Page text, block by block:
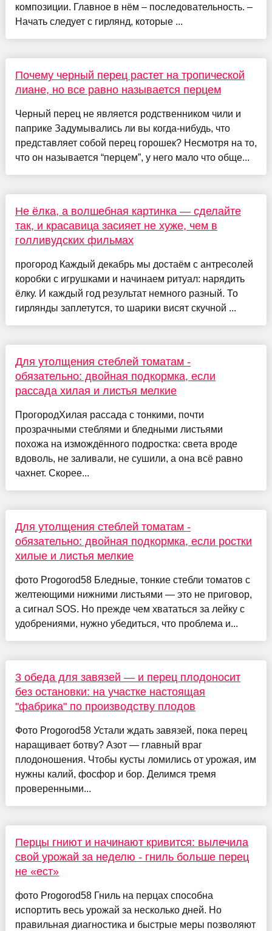
композиции. Главное в нём – последовательность. –
Начать следует с гирлянд, которые ...
Почему черный перец растет на тропической
лиане, но все равно называется перцем
Черный перец не является родственником чили и
паприке Задумывались ли вы когда-нибудь, что
представляет собой перец горошек? Несмотря на то,
что он называется “перцем”, у него мало что обще...
Не ёлка, а волшебная картинка — сделайте
так, и красавица засияет не хуже, чем в
голливудских фильмах
прогород Каждый декабрь мы достаём с антресолей
коробки с игрушками и начинаем ритуал: нарядить
ёлку. И каждый год результат немного разный. То
гирлянды заплетутся, то шарики висят скучной ...
Для утолщения стеблей томатам -
обязательно: двойная подкормка, если
рассада хилая и листья мелкие
ПрогородХилая рассада с тонкими, почти
прозрачными стеблями и бледными листьями
похожа на измождённого подростка: света вроде
вдоволь, не заливали, не сушили, а она всё равно
чахнет. Скорее...
Для утолщения стеблей томатам -
обязательно: двойная подкормка, если ростки
хилые и листья мелкие
фото Progorod58 Бледные, тонкие стебли томатов с
желтеющими нижними листьями — это не приговор,
а сигнал SOS. Но прежде чем хвататься за лейку с
удобрениями, нужно убедиться, что проблема и...
3 обеда для завязей — и перец плодоносит
без остановки: на участке настоящая
"фабрика" по производству плодов
Фото Progorod58 Устали ждать завязей, пока перец
наращивает ботву? Азот — главный враг
плодоношения. Чтобы кусты ломились от урожая, им
нужны калий, фосфор и бор. Делимся тремя
проверенными...
Перцы гниют и начинают кривится: вылечила
свой урожай за неделю - гниль больше перец
не «ест»
фото Progorod58 Гниль на перцах способна
испортить весь урожай за несколько дней. Но
правильная диагностика и быстрые меры позволяют